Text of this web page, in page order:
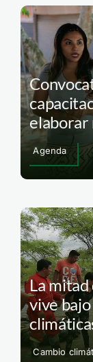
Agenda
La mitad
vive
Cambio